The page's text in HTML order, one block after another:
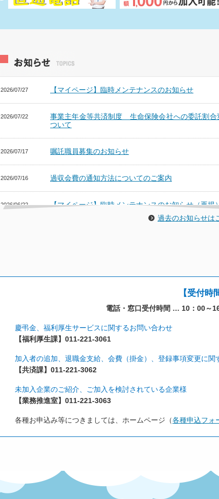
2026/07/27 【マイページ】臨時メンテナンスのお知らせ
2026/07/22
事業主年金等共済制度 生命保険会社への委託割合
ついて
2026/07/17 嘱託職員募集のお知らせ
2026/07/16 過収会費の通知方法についてのご案内
2026/06/22 【マイページ】臨時メンテナンスのお知らせ（再掲
過去のお知らせは
【受付時
電話・窓口受付時間 … 10：00～
慶弔金、福利厚生サービスに関するお問い合わせ
【福利厚生課】011-221-3061
加入者の追加、退職金支給、会費（掛金）、登録事項変更に関
【共済課】011-221-3062
未加入企業のご紹介、ご加入を検討されている企業様
【業務推進室】011-221-3063
各種お申込み等につきましては、ホームページ（各種申込フォ